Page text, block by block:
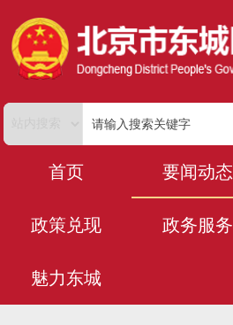
首页 要闻动态
政策兑现 政务服务
魅力东城